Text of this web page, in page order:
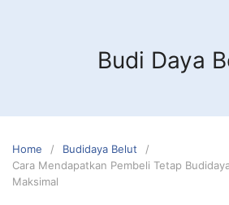
Budi Daya
Home
Budidaya Belut
Cara Mendapatkan Pembeli Tetap
Maksimal